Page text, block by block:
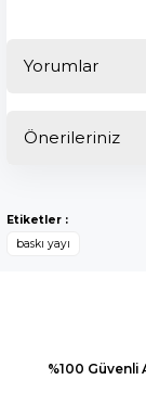
Yorumlar
Önerileriniz
kullanarak
Görüş ve
Ürün
Etiketler :
baskı yayı
%100 Güvenli